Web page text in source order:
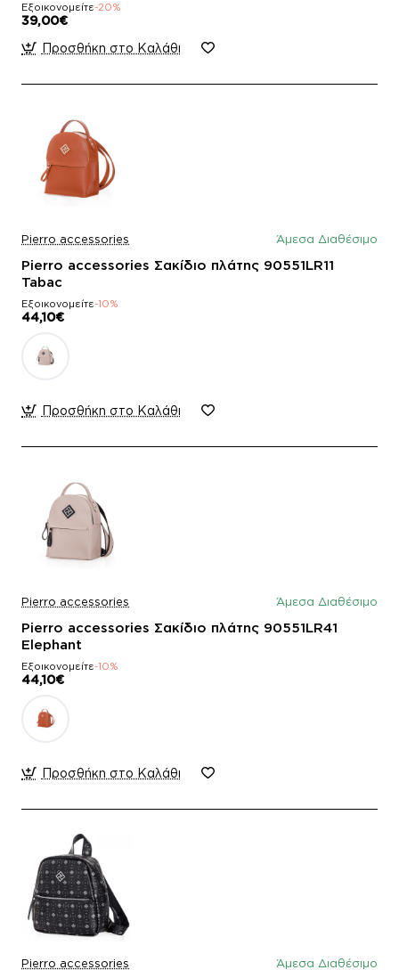
Εξοικονομείτε-20%
39,00€
Προσθήκη στο Καλάθι
Pierro accessories Άμεσα Διαθέσιμο
Pierro accessories Σακίδιο πλάτης 90551LR11
Tabac
Εξοικονομείτε-10%
44,10€
Προσθήκη στο Καλάθι
Pierro accessories Άμεσα Διαθέσιμο
Pierro accessories Σακίδιο πλάτης 90551LR41
Elephant
Εξοικονομείτε-10%
44,10€
Προσθήκη στο Καλάθι
Pierro accessories Άμεσα Διαθέσιμο